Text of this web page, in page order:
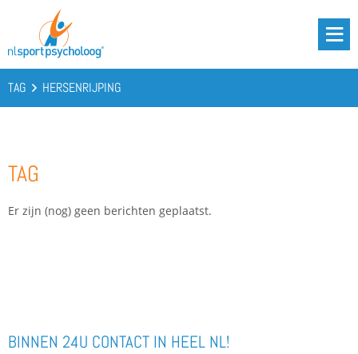
CONTACT
TAG HERSENRIJPING
TAG
Er zijn (nog) geen berichten geplaatst.
BINNEN 24U CONTACT IN HEEL NL!